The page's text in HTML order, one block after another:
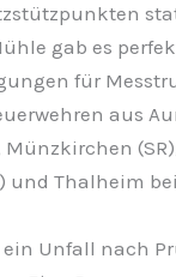
gab es
für
aus
Münzkirchen
und Thalheim bei
Unfall nach